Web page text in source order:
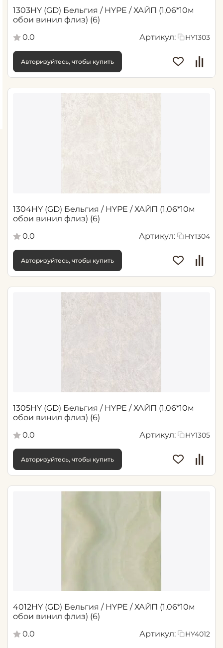
1303HY (GD) Бельгия / HYPE / ХАЙП (1,06*10м
обои винил флиз) (6)
0.0
Артикул: HY1303
Авторизуйтесь, чтобы купить
1304HY (GD) Бельгия / HYPE / ХАЙП (1,06*10м
обои винил флиз) (6)
0.0
Артикул: HY1304
Авторизуйтесь, чтобы купить
1305HY (GD) Бельгия / HYPE / ХАЙП (1,06*10м
обои винил флиз) (6)
0.0
Артикул: HY1305
Авторизуйтесь, чтобы купить
4012HY (GD) Бельгия / HYPE / ХАЙП (1,06*10м
обои винил флиз) (6)
0.0
Артикул: HY4012